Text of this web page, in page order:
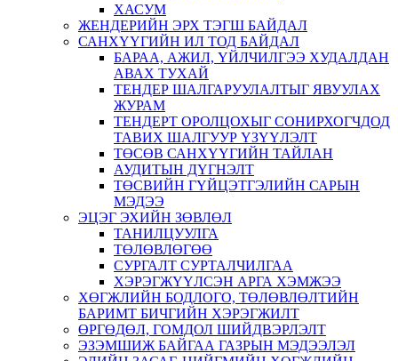
ХАСУМ
ЖЕНДЕРИЙН ЭРХ ТЭГШ БАЙДАЛ
САНХҮҮГИЙН ИЛ ТОД БАЙДАЛ
БАРАА, АЖИЛ, ҮЙЛЧИЛГЭЭ ХУДАЛДАН
АВАХ ТУХАЙ
ТЕНДЕР ШАЛГАРУУЛАЛТЫГ ЯВУУЛАХ
ЖУРАМ
ТЕНДЕРТ ОРОЛЦОХЫГ СОНИРХОГЧДОД
ТАВИХ ШАЛГУУР ҮЗҮҮЛЭЛТ
ТӨСӨВ САНХҮҮГИЙН ТАЙЛАН
АУДИТЫН ДҮГНЭЛТ
ТӨСВИЙН ГҮЙЦЭТГЭЛИЙН САРЫН
МЭДЭЭ
ЭЦЭГ ЭХИЙН ЗӨВЛӨЛ
ТАНИЛЦУУЛГА
ТӨЛӨВЛӨГӨӨ
СУРГАЛТ СУРТАЛЧИЛГАА
ХЭРЭГЖҮҮЛСЭН АРГА ХЭМЖЭЭ
ХӨГЖЛИЙН БОДЛОГО, ТӨЛӨВЛӨЛТИЙН
БАРИМТ БИЧГИЙН ХЭРЭГЖИЛТ
ӨРГӨДӨЛ, ГОМДОЛ ШИЙДВЭРЛЭЛТ
ЭЗЭМШИЖ БАЙГАА ГАЗРЫН МЭДЭЭЛЭЛ